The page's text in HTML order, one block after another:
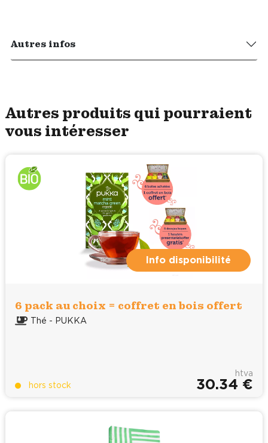
Autres infos
Autres produits qui pourraient
vous intéresser
Info disponibilité
6 pack au choix = coffret en bois offert
Thé - PUKKA
hors stock
htva
30.34 €